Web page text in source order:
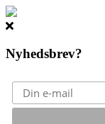
Nyhedsbrev?